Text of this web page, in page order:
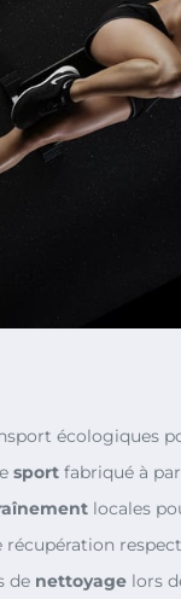
écologiques
sport fabriqué à
locales
récupération
de nettoyage lors